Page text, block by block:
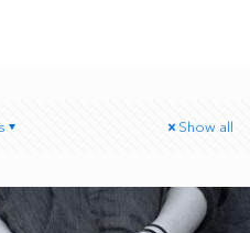
Show all